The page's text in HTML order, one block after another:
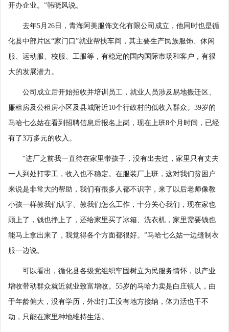
开办企业。”韩晓风说。
去年5月26日，青海阿美服饰文化有限公司成立，他同时也是循
化县中部片区“家门口”就业帮扶车间，其主要生产民族服饰、休闲
服、运动服、校服、工服等，有稳定的国内国际市场和客户，有很
大的发展潜力。
公司成立后开始招收并培训员工，就业人员涉及易地搬迁区、
廉租房及公租房小区及县城附近10个行政村的低收入群众。39岁的
马哈七么姑在看到招聘信息后报名上岗，现在上班8个月时间，已经
有了3万多元的收入。
“进厂之前我一直待在家里带孩子，没有出去过，家里只有丈夫
一人到处打零工，收入也不稳定。在服装厂上班，这对我们贫困户
来说是非常大的帮助，我们有很多人都不识字，来了以后老师像教
小孩一样教我们认字、教我们怎么工作，十分关心我们，现在家也
顾上了，钱也挣上了，还给家里买了冰箱、洗衣机，家里需要钱也
能马上拿出来了，我觉得各个方面都很好。”马哈七么姑一边缝制衣
服一边说。
可以看出，循化县各级党组织牢固树立为民服务情怀，以产业
增收带动群众就近就业致富增收。55岁的马哈力卖是白庄镇人，由
于年龄偏大，没有学历，外出打工没有地方接纳，体力活也干不
动，只能在家里种地维持生活。